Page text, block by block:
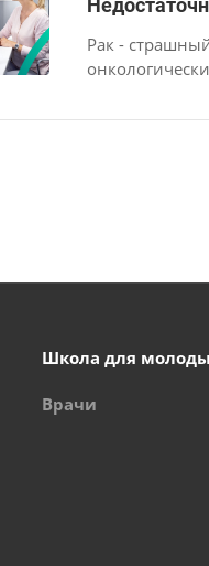
Рак -
Школа для
Врачи